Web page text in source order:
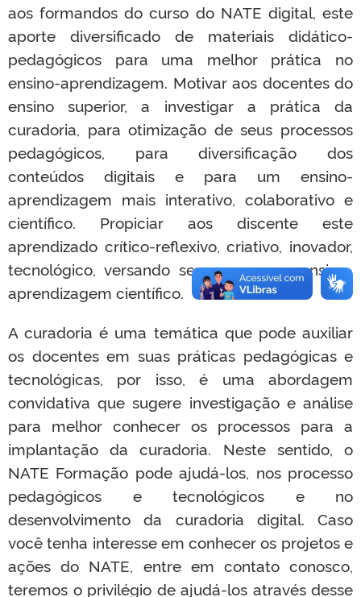
aos formandos do curso do NATE digital, este
aporte diversificado de materiais didático-
pedagógicos para uma melhor prática no
ensino-aprendizagem. Motivar aos docentes do
ensino superior, a investigar a prática da
curadoria, para otimização de seus processos
pedagógicos, para diversificação dos
conteúdos digitais e para um ensino-
aprendizagem mais interativo, colaborativo e
científico. Propiciar aos discente este
aprendizado crítico-reflexivo, criativo, inovador,
tecnológico, versando sempre com o ensino-
aprendizagem científico.
A curadoria é uma temática que pode auxiliar
os docentes em suas práticas pedagógicas e
tecnológicas, por isso, é uma abordagem
convidativa que sugere investigação e análise
para melhor conhecer os processos para a
implantação da curadoria. Neste sentido, o
NATE Formação pode ajudá-los, nos processo
pedagógicos e tecnológicos e no
desenvolvimento da curadoria digital. Caso
você tenha interesse em conhecer os projetos e
ações do NATE, entre em contato conosco,
teremos o privilégio de ajudá-los através desse